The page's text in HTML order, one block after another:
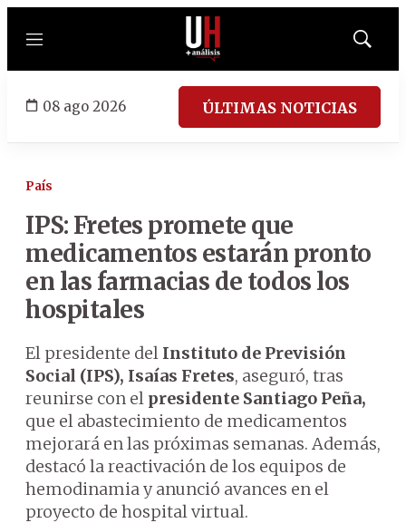
Menú
Mostrar
08 ago 2026 ÚLTIMAS NOTICIAS
País
IPS: Fretes promete que
medicamentos estarán pronto
en las farmacias de todos los
hospitales
El presidente del Instituto de Previsión
Social (IPS), Isaías Fretes, aseguró, tras
reunirse con el presidente Santiago Peña,
que el abastecimiento de medicamentos
mejorará en las próximas semanas. Además,
destacó la reactivación de los equipos de
hemodinamia y anunció avances en el
proyecto de hospital virtual.